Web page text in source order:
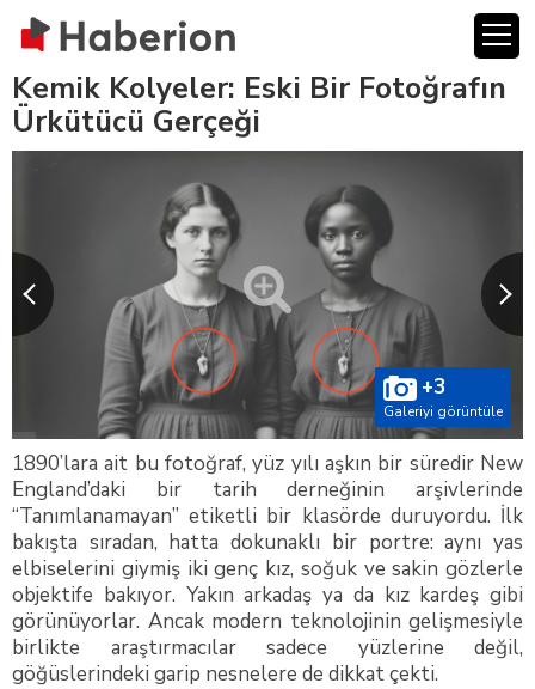
Kemik Kolyeler: Eski Bir Fotoğrafın
Ürkütücü Gerçeği
+3
Galeriyi görüntüle
1890’lara ait bu fotoğraf, yüz yılı aşkın bir süredir New
England’daki bir tarih derneğinin arşivlerinde
“Tanımlanamayan” etiketli bir klasörde duruyordu. İlk
bakışta sıradan, hatta dokunaklı bir portre: aynı yas
elbiselerini giymiş iki genç kız, soğuk ve sakin gözlerle
objektife bakıyor. Yakın arkadaş ya da kız kardeş gibi
görünüyorlar. Ancak modern teknolojinin gelişmesiyle
birlikte araştırmacılar sadece yüzlerine değil,
göğüslerindeki garip nesnelere de dikkat çekti.